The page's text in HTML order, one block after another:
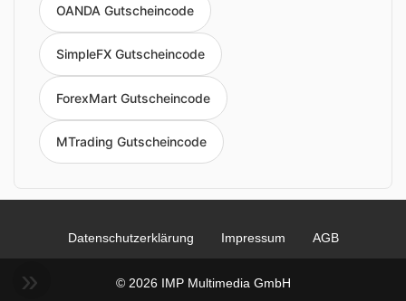
OANDA Gutscheincode
SimpleFX Gutscheincode
ForexMart Gutscheincode
MTrading Gutscheincode
Datenschutzerklärung Impressum AGB
© 2026 IMP Multimedia GmbH